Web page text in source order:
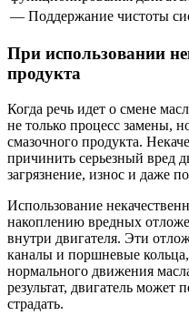
— Поддержание чистоты
При использовании
продукта
Когда речь идет о смене
не только процесс замены,
смазочного продукта.
причинить серьезный вред
загрязнение, износ и даже
Использование
накоплению вредных
внутри двигателя. Эти
каналы и поршневые кольца,
нормального движения
результат, двигатель может
страдать.